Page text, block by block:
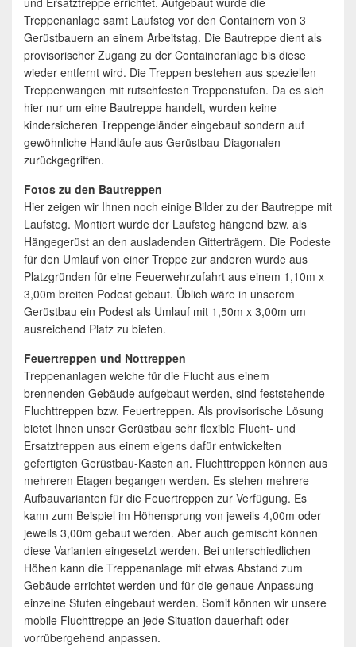
Treppenanlage samt Laufsteg vor den Containern von 3
Gerüstbauern an einem Arbeitstag. Die Bautreppe dient als
provisorischer Zugang zu der Containeranlage bis diese
wieder entfernt wird. Die Treppen bestehen aus speziellen
Treppenwangen mit rutschfesten Treppenstufen. Da es sich
hier nur um eine Bautreppe handelt, wurden keine
kindersicheren Treppengeländer eingebaut sondern auf
gewöhnliche Handläufe aus Gerüstbau-Diagonalen
zurückgegriffen.
Fotos zu den Bautreppen
Hier zeigen wir Ihnen noch einige Bilder zu der Bautreppe mit
Laufsteg. Montiert wurde der Laufsteg hängend bzw. als
Hängegerüst an den ausladenden Gitterträgern. Die Podeste
für den Umlauf von einer Treppe zur anderen wurde aus
Platzgründen für eine Feuerwehrzufahrt aus einem 1,10m x
3,00m breiten Podest gebaut. Üblich wäre in unserem
Gerüstbau ein Podest als Umlauf mit 1,50m x 3,00m um
ausreichend Platz zu bieten.
Feuertreppen und Nottreppen
Treppenanlagen welche für die Flucht aus einem
brennenden Gebäude aufgebaut werden, sind feststehende
Fluchttreppen bzw. Feuertreppen. Als provisorische Lösung
bietet Ihnen unser Gerüstbau sehr flexible Flucht- und
Ersatztreppen aus einem eigens dafür entwickelten
gefertigten Gerüstbau-Kasten an. Fluchttreppen können aus
mehreren Etagen begangen werden. Es stehen mehrere
Aufbauvarianten für die Feuertreppen zur Verfügung. Es
kann zum Beispiel im Höhensprung von jeweils 4,00m oder
jeweils 3,00m gebaut werden. Aber auch gemischt können
diese Varianten eingesetzt werden. Bei unterschiedlichen
Höhen kann die Treppenanlage mit etwas Abstand zum
Gebäude errichtet werden und für die genaue Anpassung
einzelne Stufen eingebaut werden. Somit können wir unsere
mobile Fluchttreppe an jede Situation dauerhaft oder
vorrübergehend anpassen.